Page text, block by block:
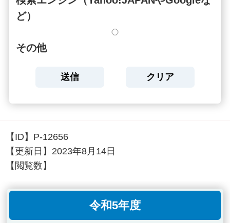
ど）
その他
【ID】 P-12656
【更新日】 2023年8月14日
【閲覧数】
令和5年度